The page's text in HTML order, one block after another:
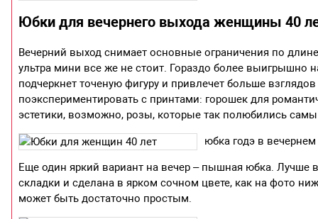
Юбки для вечернего выхода женщины 40
Вечерний выход снимает основные ограничения по
ультра мини все же не стоит. Гораздо более выигрышно
подчеркнет точеную фигуру и привлечет больше
поэкспериментировать с принтами: горошек для
эстетики, возможно, розы, которые так полюбились
юбка годэ в вечернем
Еще один яркий вариант на вечер – пышная юбка. Лучше
складки и сделана в ярком сочном цвете, как на фото
может быть достаточно простым.